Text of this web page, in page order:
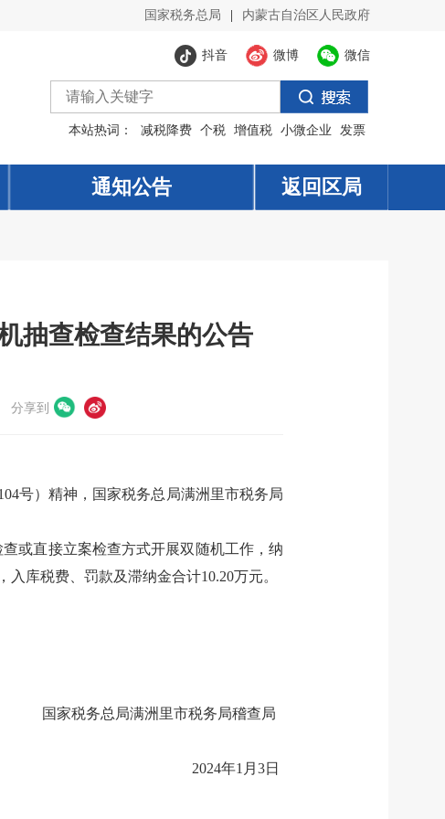
国家税务总局 内蒙古自治区人民政府
微信
微博
抖音
本站热词： 减税降费 个税 增值税 小微企业 发票
通知公告 返回区局
抽查检查结果的公告
分享到
号）精神，国家税务总局满洲里市税务局
或直接立案检查方式开展双随机工作，纳
入库税费、罚款及滞纳金合计10.20万元。
国家税务总局满洲里市税务局稽查局
2024年1 月 3日